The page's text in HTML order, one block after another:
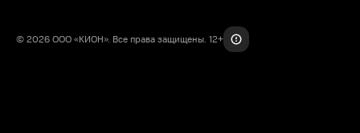
© 2026 ООО «КИОН». Все права защищены. 12+